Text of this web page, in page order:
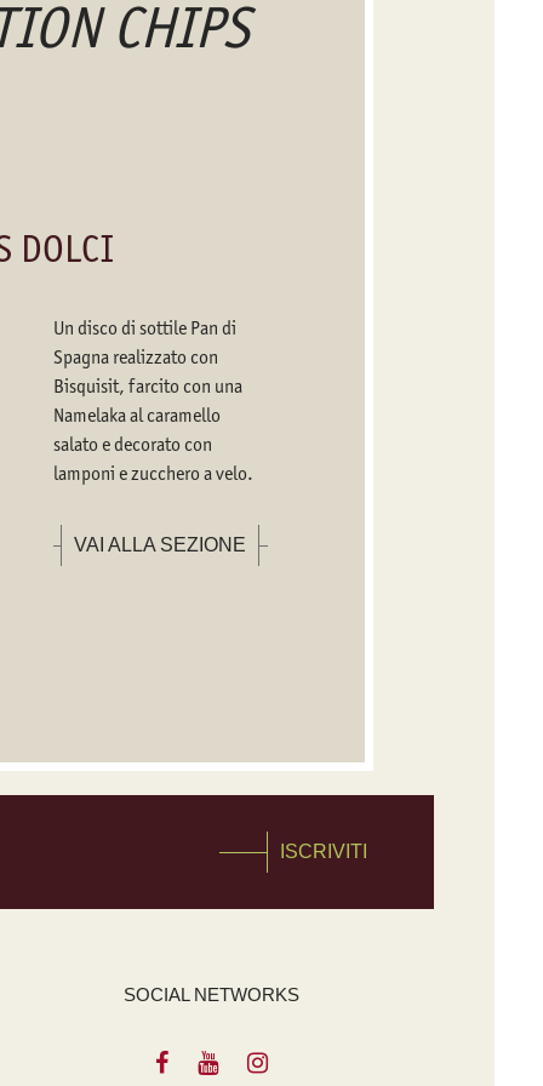
CHIPS
DOLCI
Un disco di sottile Pan di
Spagna realizzato con
Bisquisit, farcito con una
Namelaka al caramello
salato e decorato con
lamponi e zucchero a velo.
VAI ALLA SEZIONE
ISCRIVITI
SOCIAL NETWORKS